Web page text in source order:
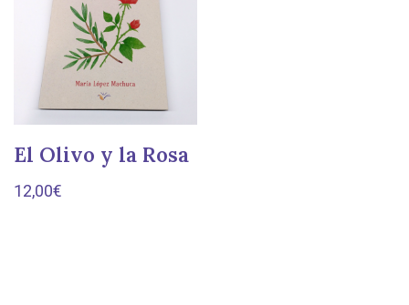
El Olivo y la Rosa
12,00€